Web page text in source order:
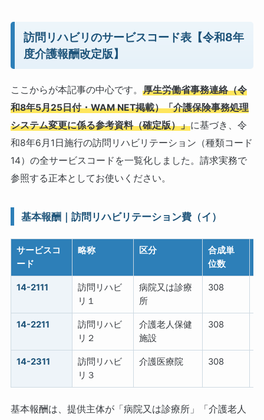
訪問リハビリのサービスコード表【令和8年
度介護報酬改定版】
ここからが本記事の中心です。 厚生労働省事務連絡（令
和8年5月25日付・WAM NET掲載）「介護保険事務処理
システム変更に係る参考資料（確定版）」に基づき、令
和8年6月1日施行の訪問リハビリテーション（種類コード
14）の全サービスコードを一覧化しました。請求実務で
参照する正本としてお使いください。
基本報酬｜訪問リハビリテーション費（イ）
サービスコ
ード
略称 区分
合成単
位数
14-2111
訪問リハビ
リ１
病院又は診療
所
308
14-2211
訪問リハビ
リ２
介護老人保健
施設
308
14-2311
訪問リハビ
リ３
介護医療院 308
基本報酬は、提供主体が「病院又は診療所」「介護老人